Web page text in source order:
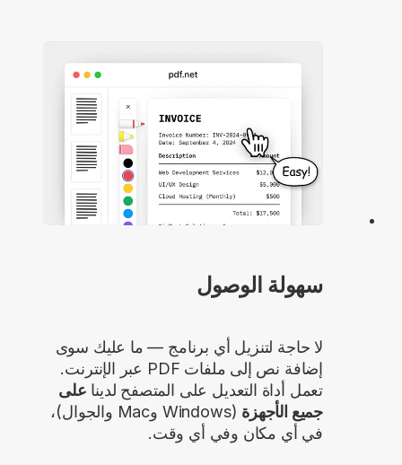
سهولة الوصول
لا حاجة لتنزيل أي برنامج — ما عليك سوى
إضافة نص إلى ملفات PDF عبر الإنترنت.
تعمل أداة التعديل على المتصفح لدينا على
جميع الأجهزة
(Windows وMac والجوال)،
في أي مكان وفي أي وقت.